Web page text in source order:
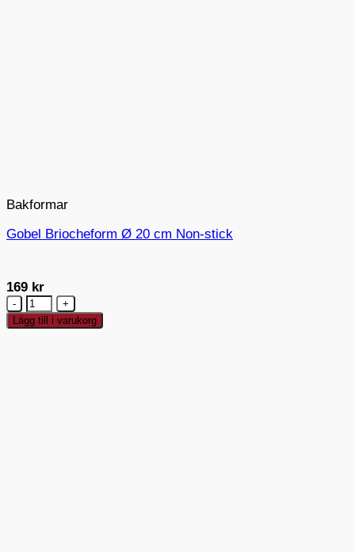
Bakformar
Gobel Briocheform Ø 20 cm Non-stick
169 kr
Gobel
Briocheform
Ø
Lägg till i varukorg